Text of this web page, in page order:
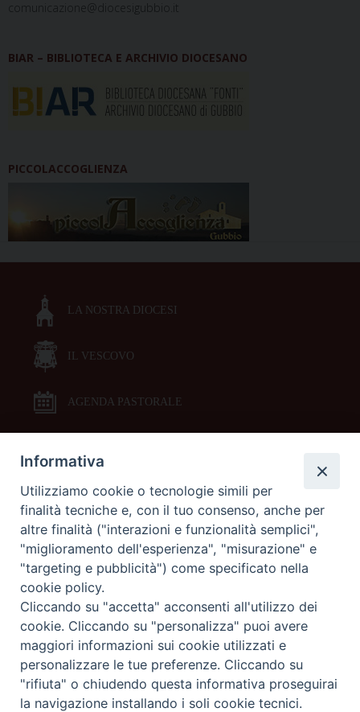
comunicazione@diocesigubbio.it
BIAR – BIBLIOTECA E ARCHIVIO DIOCESANO
PICCOLACCOGLIENZA
LA NOSTRA DIOCESI
IL VESCOVO
AGENDA PASTORALE
DOCUMENTI PASTORALI
ORARI MESSE
LITURGIA DELLE ORE
GALLERIE FOTOGRAFICHE
GALLERIE VIDEO
Informativa
Utilizziamo cookie o tecnologie simili per
finalità tecniche e, con il tuo consenso, anche per
altre finalità ("interazioni e funzionalità semplici",
"miglioramento dell'esperienza", "misurazione" e
"targeting e pubblicità") come specificato nella
cookie policy.
Cliccando su "accetta" acconsenti all'utilizzo dei
cookie. Cliccando su "personalizza" puoi avere
maggiori informazioni sui cookie utilizzati e
personalizzare le tue preferenze. Cliccando su
"rifiuta" o chiudendo questa informativa proseguirai
la navigazione installando i soli cookie tecnici.